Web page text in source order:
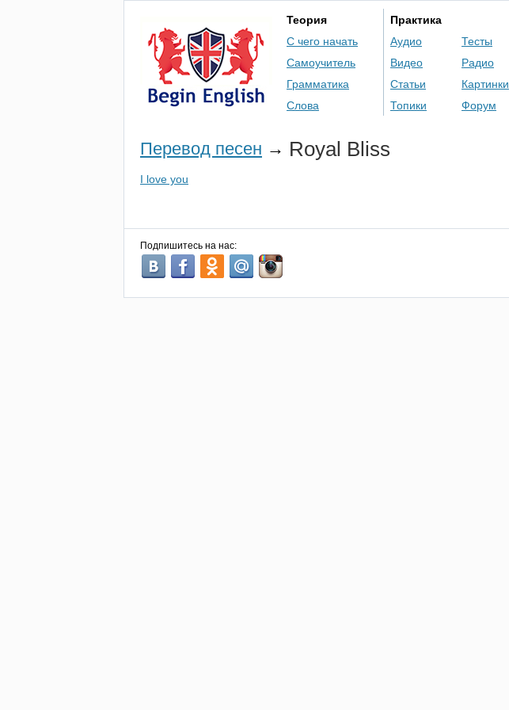
Теория
С чего начать
Самоучитель
Грамматика
Слова
Практика
Аудио
Видео
Статьи
Топики
Тесты
Радио
Картинки
Форум
Перевод песен → Royal Bliss
I love you
Подпишитесь на нас: